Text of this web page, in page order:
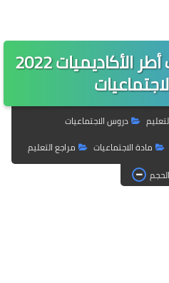
مراجع مباراة توظيف أطر الأكاديميات 2022
دروس الاجتماعيات
مادة الاجتماعيات
مراجع التعليم
الحجم